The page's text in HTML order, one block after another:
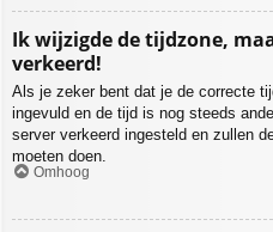
Ik wijzigde de tijdzone,
verkeerd!
Als je zeker bent dat je de correcte
ingevuld en de tijd is nog steeds
server verkeerd ingesteld en zullen
moeten doen.
Omhoog